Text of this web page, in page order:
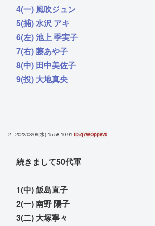
4(一) 風吹ジュン
5(捕) 水沢 アキ
6(左) 池上 季実子
7(右) 藤あや子
8(中) 田中美佐子
9(投) 大地真央
2 : 2022/03/09(水) 15:58:10.91 ID:q7WOppev0
続きまして50代軍
1(中) 飯島直子
2(一) 南野 陽子
3(二) 大塚寧々